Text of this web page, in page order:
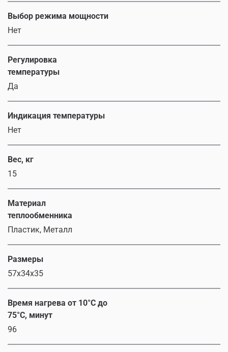
Выбор режима мощности
Нет
Регулировка
температуры
Да
Индикация температуры
Нет
Вес, кг
15
Материал
теплообменника
Пластик, Металл
Размеры
57x34x35
Время нагрева от 10°С до
75°С, минут
96